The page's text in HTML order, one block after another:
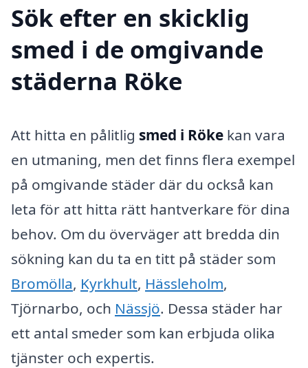
Sök efter en skicklig
smed i de omgivande
städerna Röke
Att hitta en pålitlig smed i Röke kan vara
en utmaning, men det finns flera exempel
på omgivande städer där du också kan
leta för att hitta rätt hantverkare för dina
behov. Om du överväger att bredda din
sökning kan du ta en titt på städer som
Bromölla, Kyrkhult, Hässleholm,
Tjörnarbo, och Nässjö. Dessa städer har
ett antal smeder som kan erbjuda olika
tjänster och expertis.